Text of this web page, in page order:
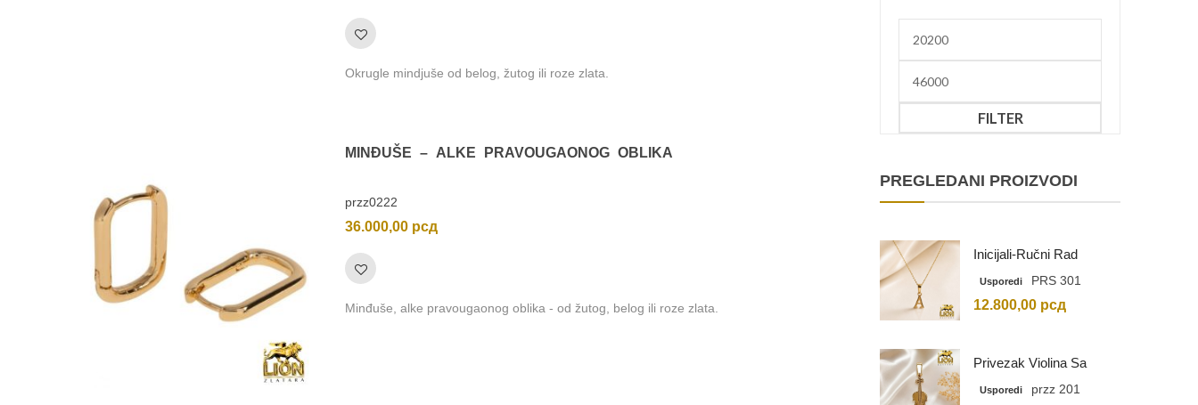
Okrugle mindjuše od belog, žutog ili roze zlata.
MINĐUŠE – ALKE PRAVOUGAONOG OBLIKA
przz0222
36.000,00 рсд
Minđuše, alke pravougaonog oblika - od žutog, belog ili roze zlata.
cena
cena
FILTER
PREGLEDANI PROIZVODI
Inicijali-Ručni Rad
Usporedi PRS 301
12.800,00 рсд
Privezak Violina Sa
Graviranim Inicijalima
Usporedi przz 201